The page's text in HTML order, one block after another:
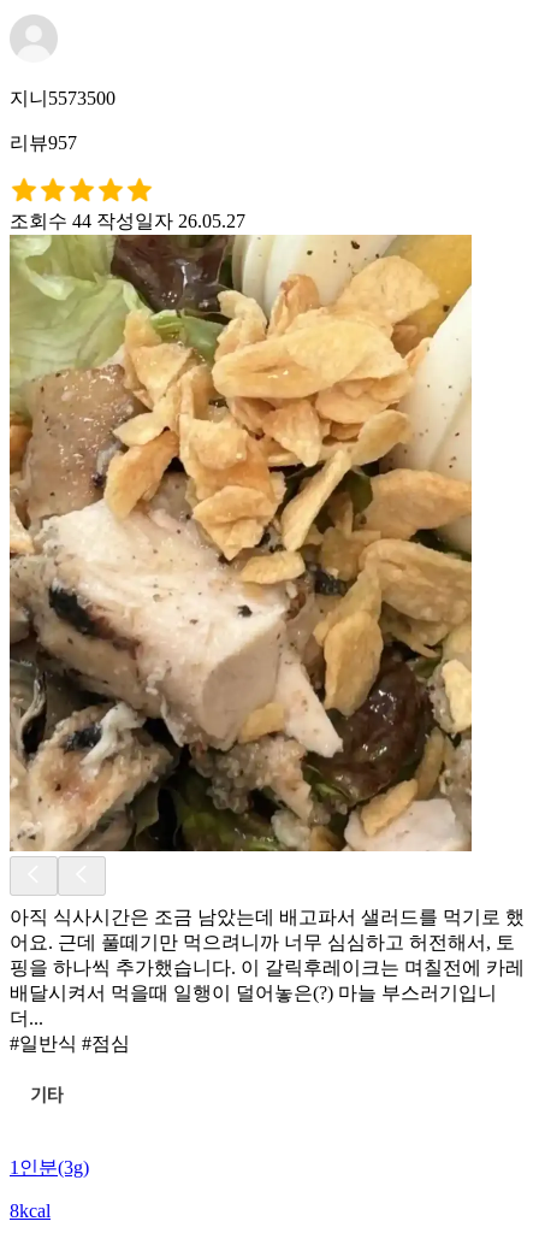
지니5573500
리뷰957
조회수 44 작성일자 26.05.27
아직 식사시간은 조금 남았는데 배고파서 샐러드를 먹기로 했
어요. 근데 풀떼기만 먹으려니까 너무 심심하고 허전해서, 토
핑을 하나씩 추가했습니다. 이 갈릭후레이크는 며칠전에 카레
배달시켜서 먹을때 일행이 덜어놓은(?) 마늘 부스러기입니
더...
#일반식 #점심
1인분(3g)
8kcal